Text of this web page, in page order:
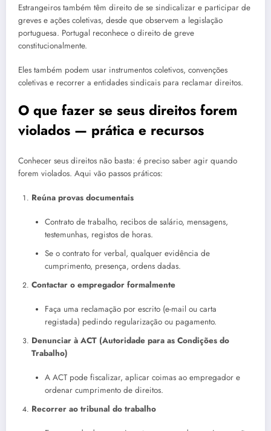
Estrangeiros também têm direito de se sindicalizar e participar de
greves e ações coletivas, desde que observem a legislação
portuguesa. Portugal reconhece o direito de greve
constitucionalmente.
Eles também podem usar instrumentos coletivos, convenções
coletivas e recorrer a entidades sindicais para reclamar direitos.
O que fazer se seus direitos forem
violados — prática e recursos
Conhecer seus direitos não basta: é preciso saber agir quando
forem violados. Aqui vão passos práticos:
Reúna provas documentais
Contrato de trabalho, recibos de salário, mensagens,
testemunhas, registos de horas.
Se o contrato for verbal, qualquer evidência de
cumprimento, presença, ordens dadas.
Contactar o empregador formalmente
Faça uma reclamação por escrito (e-mail ou carta
registada) pedindo regularização ou pagamento.
Denunciar à ACT (Autoridade para as Condições do
Trabalho)
A ACT pode fiscalizar, aplicar coimas ao empregador e
ordenar cumprimento de direitos.
Recorrer ao tribunal do trabalho